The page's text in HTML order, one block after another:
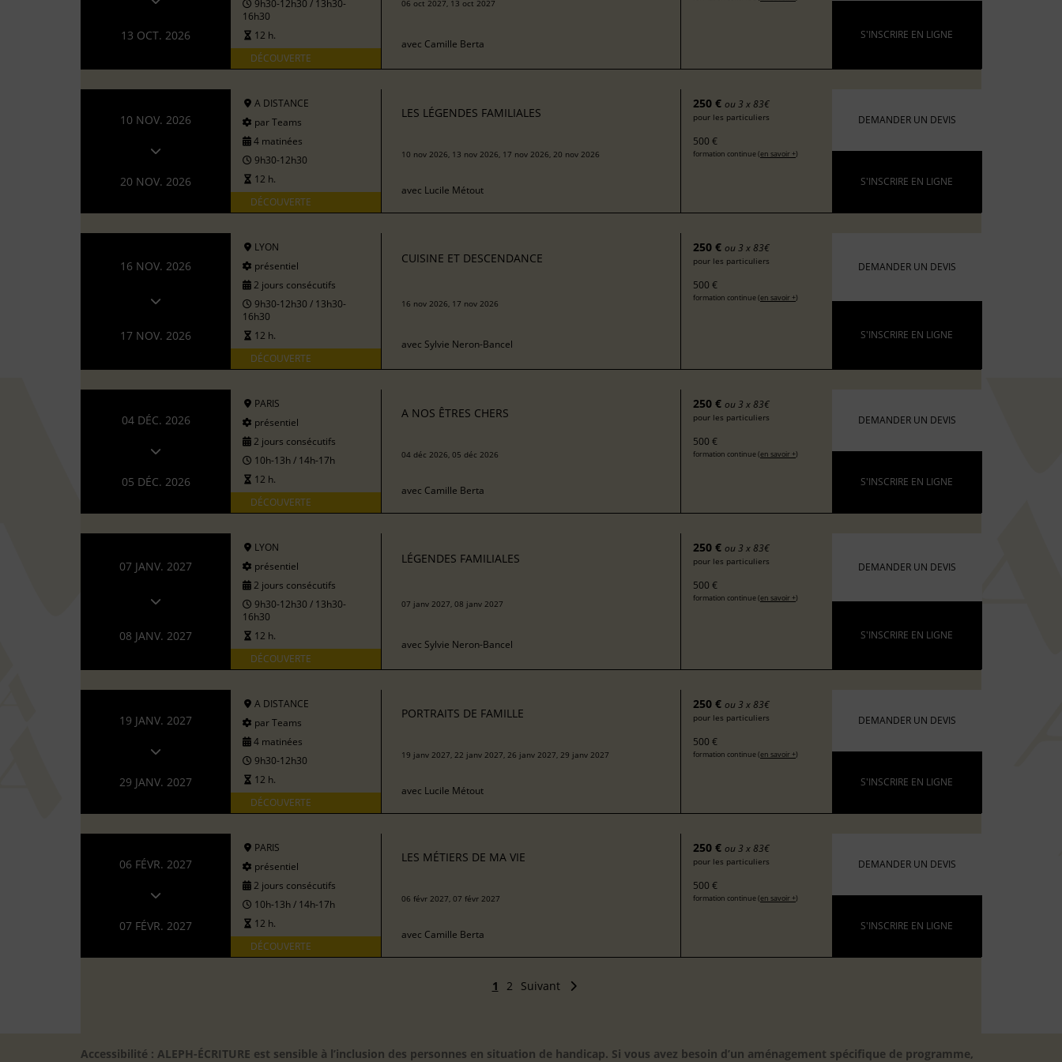
13 OCT. 2026
9h30-12h30 / 13h30-
16h30
12 h.
DÉCOUVERTE
06 oct 2027, 13 oct 2027
avec Camille Berta
S'INSCRIRE EN LIGNE
10 NOV. 2026
20 NOV. 2026
A DISTANCE
par Teams
4 matinées
9h30-12h30
12 h.
DÉCOUVERTE
LES LÉGENDES FAMILIALES
10 nov 2026, 13 nov 2026, 17 nov 2026, 20 nov 2026
avec Lucile Métout
250 € ou 3 x 83€
pour les particuliers
500 €
formation continue (en savoir +)
DEMANDER UN DEVIS
S'INSCRIRE EN LIGNE
16 NOV. 2026
17 NOV. 2026
LYON
présentiel
2 jours consécutifs
9h30-12h30 / 13h30-
16h30
12 h.
DÉCOUVERTE
CUISINE ET DESCENDANCE
16 nov 2026, 17 nov 2026
avec Sylvie Neron-Bancel
250 € ou 3 x 83€
pour les particuliers
500 €
formation continue (en savoir +)
DEMANDER UN DEVIS
S'INSCRIRE EN LIGNE
04 DÉC. 2026
05 DÉC. 2026
PARIS
présentiel
2 jours consécutifs
10h-13h / 14h-17h
12 h.
DÉCOUVERTE
A NOS ÊTRES CHERS
04 déc 2026, 05 déc 2026
avec Camille Berta
250 € ou 3 x 83€
pour les particuliers
500 €
formation continue (en savoir +)
DEMANDER UN DEVIS
S'INSCRIRE EN LIGNE
07 JANV. 2027
08 JANV. 2027
LYON
présentiel
2 jours consécutifs
9h30-12h30 / 13h30-
16h30
12 h.
DÉCOUVERTE
LÉGENDES FAMILIALES
07 janv 2027, 08 janv 2027
avec Sylvie Neron-Bancel
250 € ou 3 x 83€
pour les particuliers
500 €
formation continue (en savoir +)
DEMANDER UN DEVIS
S'INSCRIRE EN LIGNE
19 JANV. 2027
29 JANV. 2027
A DISTANCE
par Teams
4 matinées
9h30-12h30
12 h.
DÉCOUVERTE
PORTRAITS DE FAMILLE
19 janv 2027, 22 janv 2027, 26 janv 2027, 29 janv 2027
avec Lucile Métout
250 € ou 3 x 83€
pour les particuliers
500 €
formation continue (en savoir +)
DEMANDER UN DEVIS
S'INSCRIRE EN LIGNE
06 FÉVR. 2027
07 FÉVR. 2027
PARIS
présentiel
2 jours consécutifs
10h-13h / 14h-17h
12 h.
DÉCOUVERTE
LES MÉTIERS DE MA VIE
06 févr 2027, 07 févr 2027
avec Camille Berta
250 € ou 3 x 83€
pour les particuliers
500 €
formation continue (en savoir +)
DEMANDER UN DEVIS
S'INSCRIRE EN LIGNE
1 2 Suivant
Accessibilité : ALEPH-ÉCRITURE est sensible à l’inclusion des personnes en situation de handicap. Si vous avez besoin d’un aménagement spécifique de programme,